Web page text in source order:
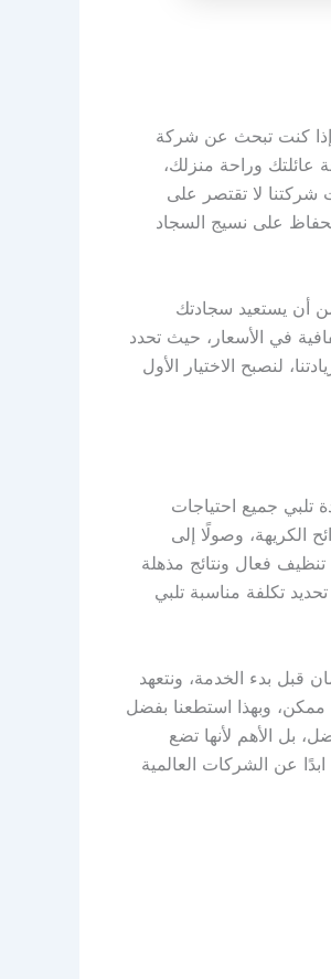
إذا كنت تبحث عن شركة
عائلتك وراحة منزلك،
شركتنا لا تقتصر على
على نسيج السجاد
أن يستعيد سجادتك
في الأسعار، حيث تحدد
لنصبح الاختيار الأول
تلبي جميع احتياجات
الكريهة، وصولًا إلى
فعال ونتائج مذهلة
تكلفة مناسبة تلبي
قبل بدء الخدمة، ونتعهد
وبهذا استطعنا بفضل
بل الأهم لأنها تضع
عن الشركات العالمية